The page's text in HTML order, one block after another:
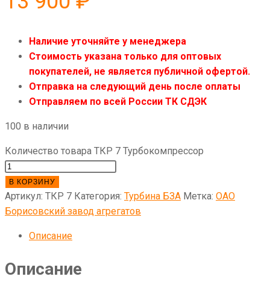
Наличие уточняйте у менеджера
Стоимость указана только для оптовых
покупателей, не является публичной офертой.
Отправка на следующий день после оплаты
Отправляем по всей России ТК СДЭК
100 в наличии
Количество товара ТКР 7 Турбокомпрессор
В КОРЗИНУ
Артикул: ТКР 7 Категория: Турбина БЗА Метка: ОАО
Борисовский завод агрегатов
Описание
Описание